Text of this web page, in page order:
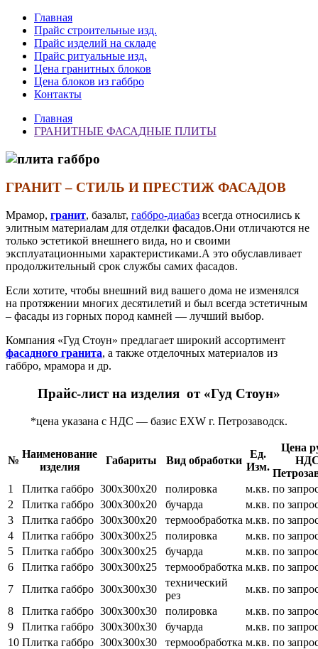
Главная
Прайс строительные изд.
Прайс изделий на складе
Прайс ритуальные изд.
Цена гранитных блоков
Цена блоков из габбро
Контакты
Главная
ГРАНИТНЫЕ ФАСАДНЫЕ ПЛИТЫ
ГРАНИТ – СТИЛЬ И ПРЕСТИЖ ФАСАДОВ
Мрамор, гранит, базальт, габбро-диабаз всегда относились к
элитным материалам для отделки фасадов.Они отличаются не
только эстетикой внешнего вида, но и своими
эксплуатационными характеристиками.А это обуславливает
продолжительный срок службы самих фасадов.
Если хотите, чтобы внешний вид вашего дома не изменялся
на протяжении многих десятилетий и был всегда эстетичным
– фасады из горных пород камней — лучший выбор.
Компания «Гуд Стоун» предлагает широкий ассортимент
фасадного гранита, а также отделочных материалов из
габбро, мрамора и др.
Прайс-лист на изделия от «Гуд Стоун»
*цена указана c НДС — базис EXW г. Петрозаводск.
№
Наименование
изделия
Габариты Вид обработки
Ед.
Изм.
Цена
1
Плитка габбро 300х300х20 полировка м.кв. по
2
Плитка габбро 300х300х20 бучарда м.кв. по
3
Плитка габбро 300х300х20 термообработка м.кв. по
4
Плитка габбро 300х300х25 полировка м.кв. по
5
Плитка габбро 300х300х25 бучарда м.кв. по
6
Плитка габбро 300х300х25 термообработка м.кв. по
7
Плитка габбро 300х300х30
технический
рез
м.кв. по
8
Плитка габбро 300х300х30 полировка м.кв. по
9
Плитка габбро 300х300х30 бучарда м.кв. по
10 Плитка габбро 300х300х30 термообработка м.кв. по